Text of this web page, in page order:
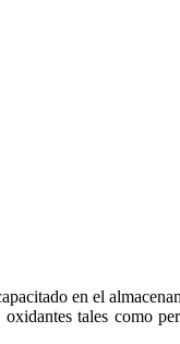
en el
tales como